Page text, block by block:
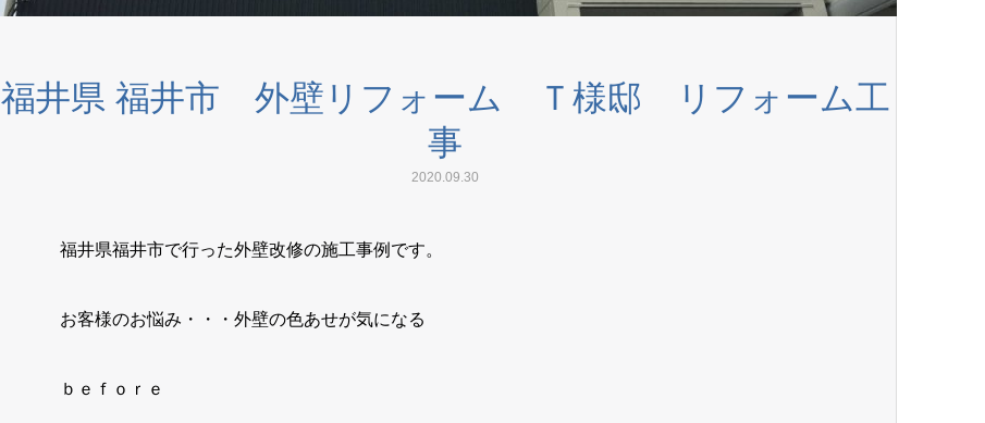
福井県 福井市 外壁リフォーム Ｔ様邸 リフォーム工
事
2020.09.30
福井県福井市で行った外壁改修の施工事例です。
お客様のお悩み・・・外壁の色あせが気になる
ｂｅｆｏｒｅ